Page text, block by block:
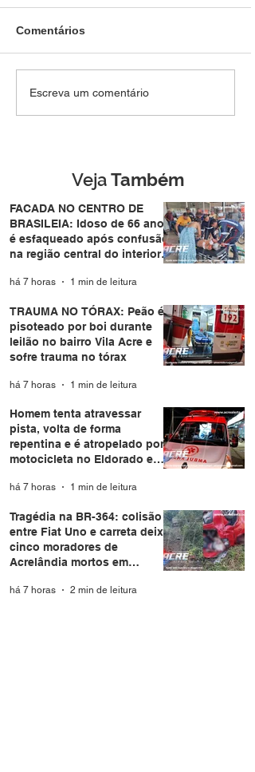
TRAUMA NO TÓRAX:
Comentários
Escreva um comentário
VejaTambém
FACADA NO CENTRO DE
BRASILEIA: Idoso de 66 anos
é esfaqueado após confusão
na região central do interior
há 7 horas 1 min de leitura
TRAUMA NO TÓRAX: Peão é
pisoteado por boi durante
leilão no bairro Vila Acre e
sofre trauma no tórax
há 7 horas 1 min de leitura
Homem tenta atravessar
pista, volta de forma
repentina e é atropelado por
motocicleta no Eldorado em
há 7 horas 1 min de leitura
Tragédia na BR-364: colisão
entre Fiat Uno e carreta deixa
cinco moradores de
Acrelândia mortos em
há 7 horas 2 min de leitura